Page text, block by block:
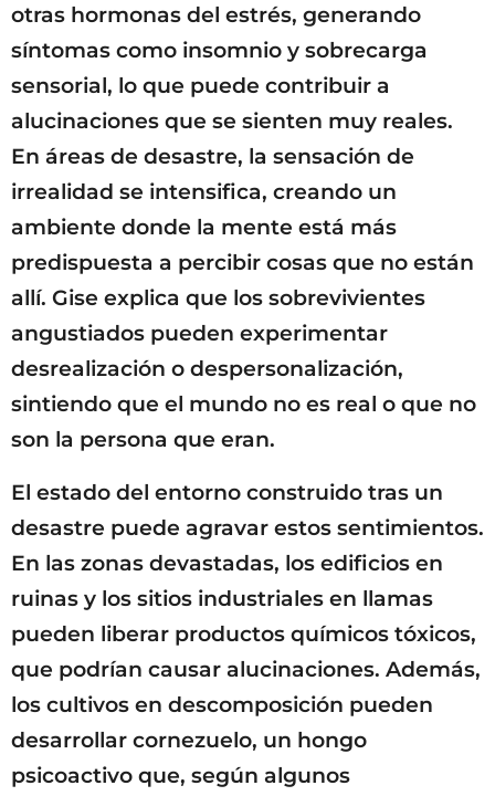
otras hormonas del estrés, generando
síntomas como insomnio y sobrecarga
sensorial, lo que puede contribuir a
alucinaciones que se sienten muy reales.
En áreas de desastre, la sensación de
irrealidad se intensifica, creando un
ambiente donde la mente está más
predispuesta a percibir cosas que no están
allí. Gise explica que los sobrevivientes
angustiados pueden experimentar
desrealización o despersonalización,
sintiendo que el mundo no es real o que no
son la persona que eran.
El estado del entorno construido tras un
desastre puede agravar estos sentimientos.
En las zonas devastadas, los edificios en
ruinas y los sitios industriales en llamas
pueden liberar productos químicos tóxicos,
que podrían causar alucinaciones. Además,
los cultivos en descomposición pueden
desarrollar cornezuelo, un hongo
psicoactivo que, según algunos